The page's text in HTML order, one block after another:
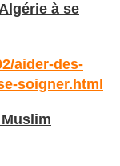
à se
aider-des-
soigner.html